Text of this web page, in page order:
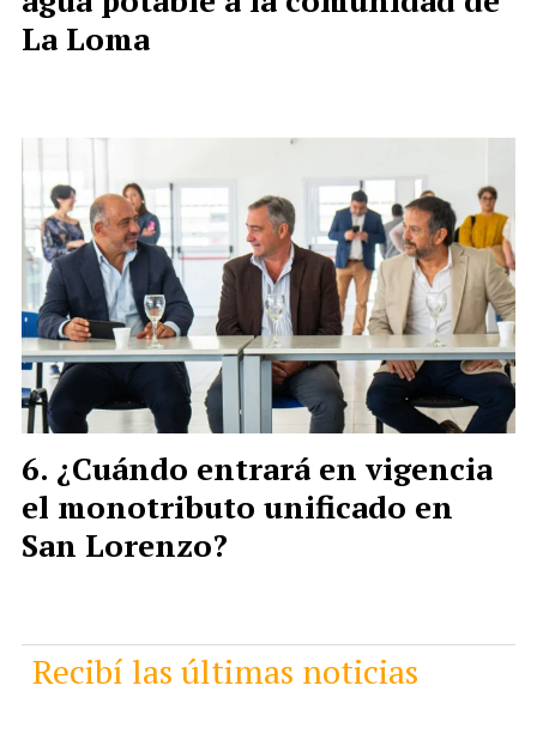
La Loma
¿Cuándo entrará en vigencia
el monotributo unificado en
San Lorenzo?
Recibí las últimas noticias